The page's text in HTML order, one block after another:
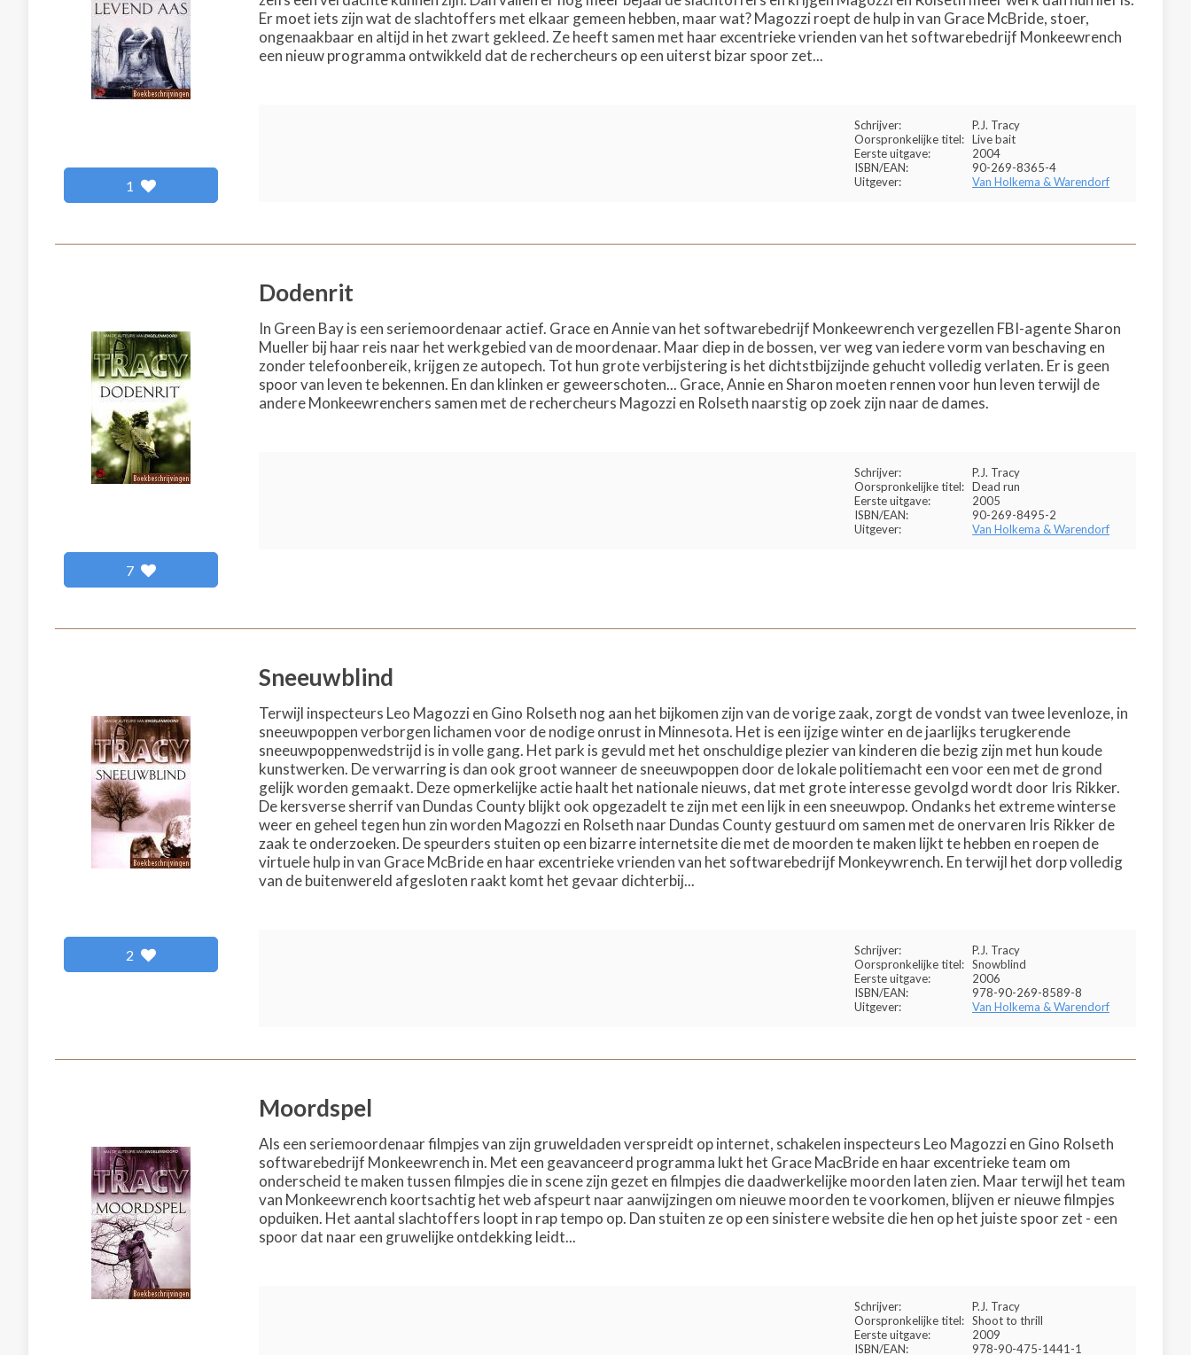
1
Er moet iets zijn wat de slachtoffers met elkaar gemeen hebben, maar wat? Magozzi roept de hulp in van Grace McBride, stoer,
ongenaakbaar en altijd in het zwart gekleed. Ze heeft samen met haar excentrieke vrienden van het softwarebedrijf Monkeewrench
een nieuw programma ontwikkeld dat de rechercheurs op een uiterst bizar spoor zet...
Schrijver:
P.J. Tracy
Oorspronkelijke titel: Live bait
Eerste uitgave:
2004
ISBN/EAN:
90-269-8365-4
Uitgever:
Van Holkema & Warendorf
7
Dodenrit
In Green Bay is een seriemoordenaar actief. Grace en Annie van het softwarebedrijf Monkeewrench vergezellen FBI-agente Sharon
Mueller bij haar reis naar het werkgebied van de moordenaar. Maar diep in de bossen, ver weg van iedere vorm van beschaving en
zonder telefoonbereik, krijgen ze autopech. Tot hun grote verbijstering is het dichtstbijzijnde gehucht volledig verlaten. Er is geen
spoor van leven te bekennen. En dan klinken er geweerschoten... Grace, Annie en Sharon moeten rennen voor hun leven terwijl de
andere Monkeewrenchers samen met de rechercheurs Magozzi en Rolseth naarstig op zoek zijn naar de dames.
Schrijver:
P.J. Tracy
Oorspronkelijke titel: Dead run
Eerste uitgave:
2005
ISBN/EAN:
90-269-8495-2
Uitgever:
Van Holkema & Warendorf
2
Sneeuwblind
Terwijl inspecteurs Leo Magozzi en Gino Rolseth nog aan het bijkomen zijn van de vorige zaak, zorgt de vondst van twee levenloze, in
sneeuwpoppen verborgen lichamen voor de nodige onrust in Minnesota. Het is een ijzige winter en de jaarlijks terugkerende
sneeuwpoppenwedstrijd is in volle gang. Het park is gevuld met het onschuldige plezier van kinderen die bezig zijn met hun koude
kunstwerken. De verwarring is dan ook groot wanneer de sneeuwpoppen door de lokale politiemacht een voor een met de grond
gelijk worden gemaakt. Deze opmerkelijke actie haalt het nationale nieuws, dat met grote interesse gevolgd wordt door Iris Rikker.
De kersverse sherrif van Dundas County blijkt ook opgezadelt te zijn met een lijk in een sneeuwpop. Ondanks het extreme winterse
weer en geheel tegen hun zin worden Magozzi en Rolseth naar Dundas County gestuurd om samen met de onervaren Iris Rikker de
zaak te onderzoeken. De speurders stuiten op een bizarre internetsite die met de moorden te maken lijkt te hebben en roepen de
virtuele hulp in van Grace McBride en haar excentrieke vrienden van het softwarebedrijf Monkeywrench. En terwijl het dorp volledig
van de buitenwereld afgesloten raakt komt het gevaar dichterbij...
Schrijver:
P.J. Tracy
Oorspronkelijke titel: Snowblind
Eerste uitgave:
2006
ISBN/EAN:
978-90-269-8589-8
Uitgever:
Van Holkema & Warendorf
Moordspel
Als een seriemoordenaar filmpjes van zijn gruweldaden verspreidt op internet, schakelen inspecteurs Leo Magozzi en Gino Rolseth
softwarebedrijf Monkeewrench in. Met een geavanceerd programma lukt het Grace MacBride en haar excentrieke team om
onderscheid te maken tussen filmpjes die in scene zijn gezet en filmpjes die daadwerkelijke moorden laten zien. Maar terwijl het team
van Monkeewrench koortsachtig het web afspeurt naar aanwijzingen om nieuwe moorden te voorkomen, blijven er nieuwe filmpjes
opduiken. Het aantal slachtoffers loopt in rap tempo op. Dan stuiten ze op een sinistere website die hen op het juiste spoor zet - een
spoor dat naar een gruwelijke ontdekking leidt...
Schrijver:
P.J. Tracy
Oorspronkelijke titel: Shoot to thrill
Eerste uitgave:
2009
ISBN/EAN:
978-90-475-1441-1